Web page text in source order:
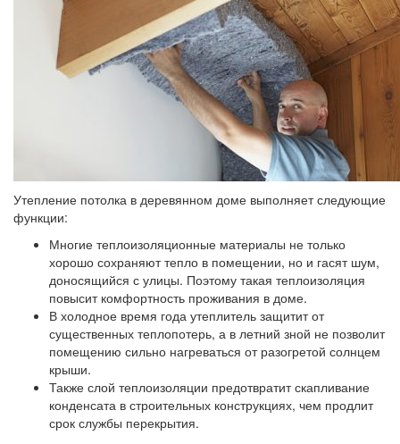
Утепление потолка в деревянном доме выполняет следующие
функции:
Многие теплоизоляционные материалы не только
хорошо сохраняют тепло в помещении, но и гасят шум,
доносящийся с улицы. Поэтому такая теплоизоляция
повысит комфортность проживания в доме.
В холодное время года утеплитель защитит от
существенных теплопотерь, а в летний зной не позволит
помещению сильно нагреваться от разогретой солнцем
крыши.
Также слой теплоизоляции предотвратит скапливание
конденсата в строительных конструкциях, чем продлит
срок службы перекрытия.